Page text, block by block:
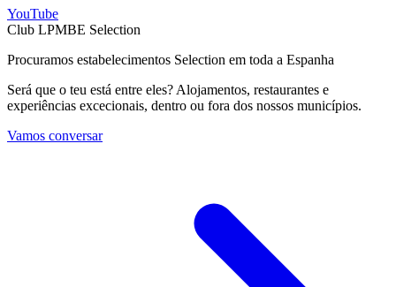
YouTube
Club LPMBE Selection
Procuramos estabelecimentos Selection em toda a Espanha
Será que o teu está entre eles? Alojamentos, restaurantes e
experiências excecionais, dentro ou fora dos nossos municípios.
Vamos conversar